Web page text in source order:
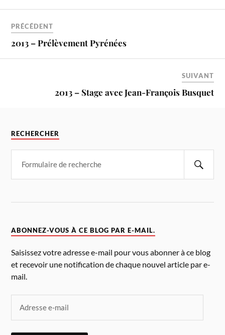
PRÉCÉDENT
2013 – Prélèvement Pyrénées
SUIVANT
2013 – Stage avec Jean-François Busquet
RECHERCHER
ABONNEZ-VOUS À CE BLOG PAR E-MAIL.
Saisissez votre adresse e-mail pour vous abonner à ce blog
et recevoir une notification de chaque nouvel article par e-
mail.